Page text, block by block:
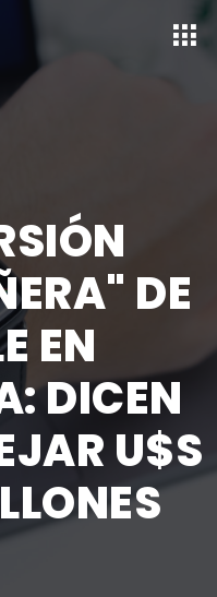
DE
EN
DICEN
U$S